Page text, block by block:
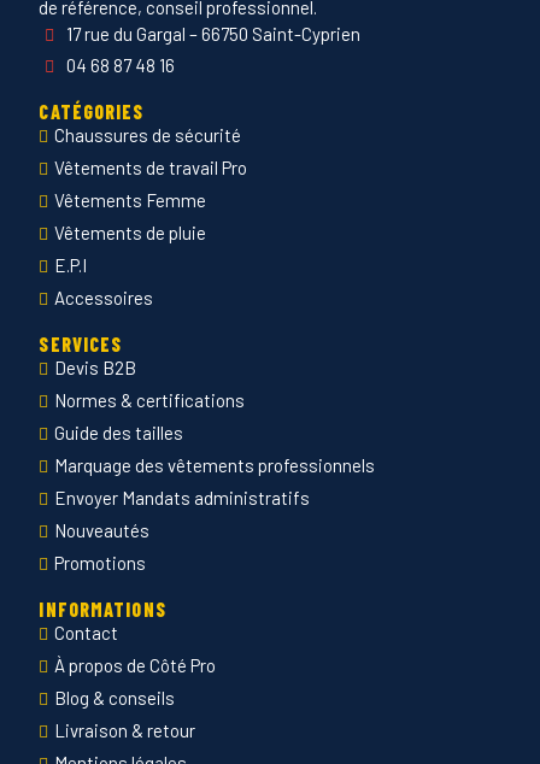
de référence, conseil professionnel.
17 rue du Gargal – 66750 Saint-Cyprien
04 68 87 48 16
CATÉGORIES
Chaussures de sécurité
Vêtements de travail Pro
Vêtements Femme
Vêtements de pluie
E.P.I
Accessoires
SERVICES
Devis B2B
Normes & certifications
Guide des tailles
Marquage des vêtements professionnels
Envoyer Mandats administratifs
Nouveautés
Promotions
INFORMATIONS
Contact
À propos de Côté Pro
Blog & conseils
Livraison & retour